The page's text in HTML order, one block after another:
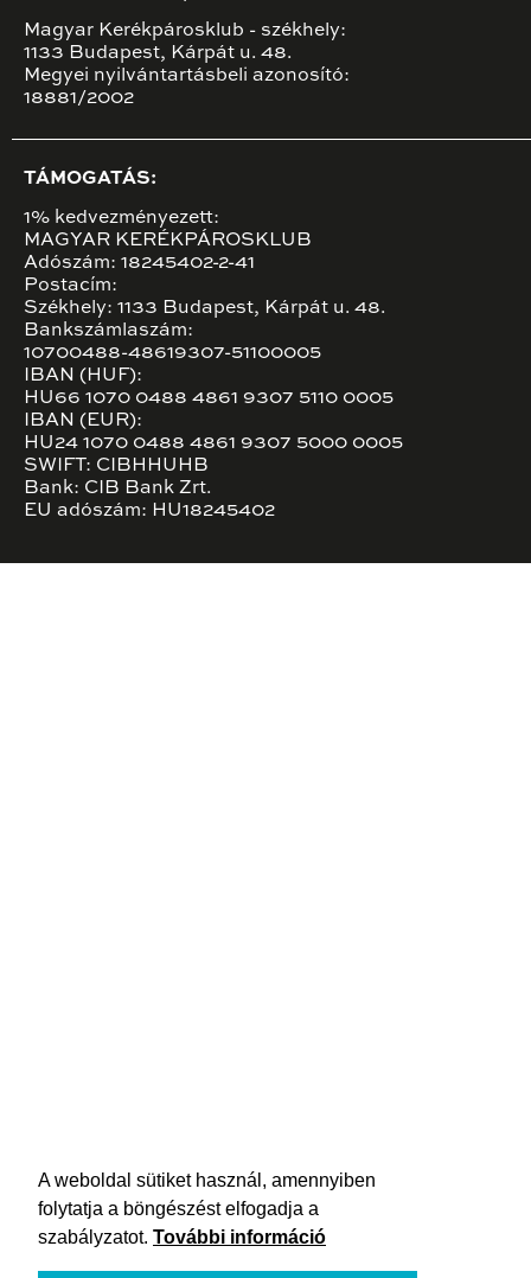
A weboldal sütiket használ, amennyiben
folytatja a böngészést elfogadja a
szabályzatot. További információ
Magyar Kerékpárosklub - székhely:
1133 Budapest, Kárpát u. 48.
Megyei nyilvántartásbeli azonosító:
18881/2002
TÁMOGATÁS:
1% kedvezményezett:
MAGYAR KERÉKPÁROSKLUB
Adószám: 18245402-2-41
Postacím:
Székhely: 1133 Budapest, Kárpát u. 48.
Bankszámlaszám:
10700488-48619307-51100005
IBAN (HUF):
HU66 1070 0488 4861 9307 5110 0005
IBAN (EUR):
HU24 1070 0488 4861 9307 5000 0005
SWIFT: CIBHHUHB
Bank: CIB Bank Zrt.
EU adószám: HU18245402